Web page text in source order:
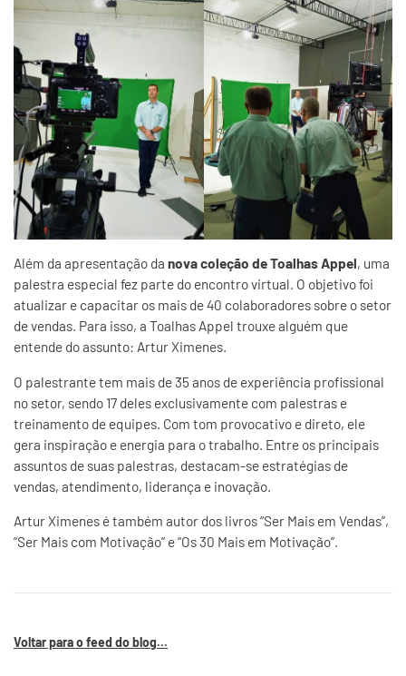
Além da apresentação da nova coleção de Toalhas Appel, uma
palestra especial fez parte do encontro virtual. O objetivo foi
atualizar e capacitar os mais de 40 colaboradores sobre o setor
de vendas. Para isso, a Toalhas Appel trouxe alguém que
entende do assunto: Artur Ximenes.
O palestrante tem mais de 35 anos de experiência profissional
no setor, sendo 17 deles exclusivamente com palestras e
treinamento de equipes. Com tom provocativo e direto, ele
gera inspiração e energia para o trabalho. Entre os principais
assuntos de suas palestras, destacam-se estratégias de
vendas, atendimento, liderança e inovação.
Artur Ximenes é também autor dos livros “Ser Mais em Vendas”,
“Ser Mais com Motivação” e “Os 30 Mais em Motivação”.
Voltar para o feed do blog...